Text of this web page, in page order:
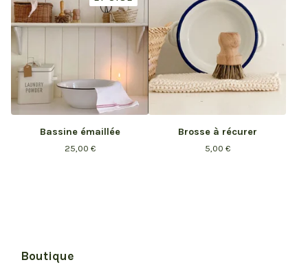
Bassine émaillée
25,00 €
Brosse à récurer
5,00 €
Boutique